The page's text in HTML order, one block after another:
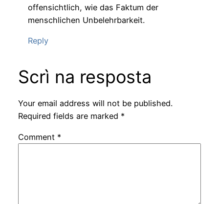
offensichtlich, wie das Faktum der
menschlichen Unbelehrbarkeit.
Reply
Scrì na resposta
Your email address will not be published.
Required fields are marked *
Comment *